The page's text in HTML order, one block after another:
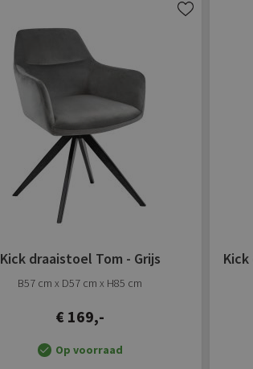
Kick draaistoel Tom - Grijs
B57 cm x D57 cm x H85 cm
€ 169,-
Op voorraad